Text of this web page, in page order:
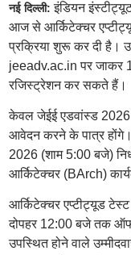
नई दिल्ली:इंडियन
आज से आर्किटेक्चर
प्रक्रिया शुरू कर दी है।
jeeadv.ac.in पर जाकर
रजिस्ट्रेशन कर सकते हैं।
केवल जेईई एडवांस्ड 2026
आवेदन करने के पात्र
2026 (शाम 5:00 बजे)
आर्किटेक्चर (BArch)
आर्किटेक्चर एप्टीट्यूड
दोपहर 12:00 बजे तक
उपस्थित होने वाले